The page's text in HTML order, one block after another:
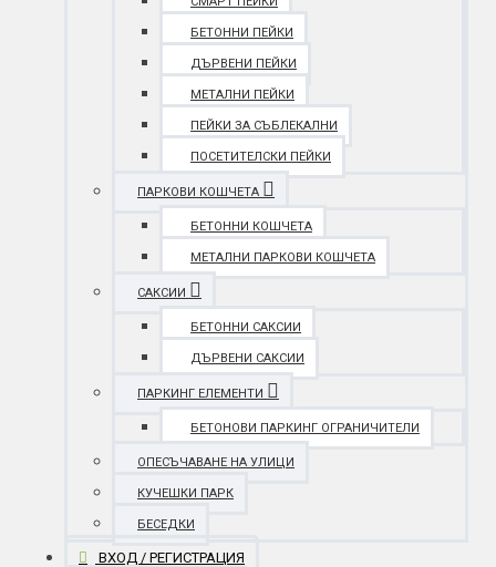
БЕТОННИ ПЕЙКИ
ДЪРВЕНИ ПЕЙКИ
МЕТАЛНИ ПЕЙКИ
ПЕЙКИ ЗА СЪБЛЕКАЛНИ
ПОСЕТИТЕЛСКИ ПЕЙКИ
ПАРКОВИ КОШЧЕТА
БЕТОННИ КОШЧЕТА
МЕТАЛНИ ПАРКОВИ КОШЧЕТА
САКСИИ
БЕТОННИ САКСИИ
ДЪРВЕНИ САКСИИ
ПАРКИНГ ЕЛЕМЕНТИ
БЕТОНОВИ ПАРКИНГ ОГРАНИЧИТЕЛИ
ОПЕСЪЧАВАНЕ НА УЛИЦИ
КУЧЕШКИ ПАРК
БЕСЕДКИ
ВХОД / РЕГИСТРАЦИЯ